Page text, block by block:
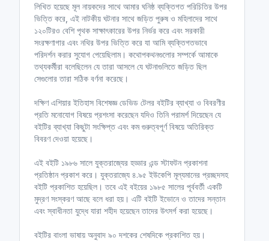
লিখিত হয়েছে মূল নায়কদের সাথে আমার ঘনিষ্ঠ ব্যক্তিগত পরিচিতির উপর
ভিত্তি করে, এই নাটকীয় ঘটনার সাথে জড়িত পুরুষ ও মহিলাদের সাথে
১২০টিরও বেশি পৃথক সাক্ষাৎকারের উপর নির্ভর করে এবং সরকারী
সংরক্ষণাগার এবং নথির উপর ভিত্তি করে যা আমি ব্যক্তিগতভাবে
পরিদর্শন করার সুযোগ পেয়েছিলাম। কথোপকথনগুলোর সম্পর্কে আমাকে
তথ্যকর্মীরা বলেছিলেন যে তারা আসলে যে ঘটনাগুলিতে জড়িত ছিল
সেগুলোর তারা সঠিক বর্ণনা করেছে।
দক্ষিণ এশিয়ার ইতিহাস বিশেষজ্ঞ ডেভিড টেলর বইটির ব্যাখ্যা ও বিবরণীর
প্রতি মনোযোগ বিষয়ে প্রশংসা করেছেন যদিও তিনি পরামর্শ দিয়েছেন যে
বইটির ব্যাখ্যা কিছুটা সংক্ষিপ্ত এবং কম গুরুত্বপূর্ণ বিষয়ে অতিরিক্ত
বিবরণ দেওয়া হয়েছে।
এই বইটি ১৯৮৬ সালে যুক্তরাজ্যের হড্ডার এন্ড স্টাফটন প্রকাশনা
প্রতিষ্ঠান প্রকাশ করে। যুক্তরাজ্যে ৪.৯৫ ইউকেপি মূল্যমানের প্রচ্ছদসহ
বইটি প্রকাশিত হয়েছিল। তবে এই বইয়ের ১৯৮৫ সালের পূর্ববর্তী একটি
মুদ্রণ সংস্করণ আছে বলে ধরা হয়। এটি বইটি ইভোনে ও তাদের সন্তান
এবং স্বাধীনতা যুদ্ধে যারা শহীদ হয়েছেন তাদের উৎসর্গ করা হয়েছে।
বইটির বাংলা ভাষায় অনুবাদ ৯০ দশকের শেষদিকে প্রকাশিত হয়।